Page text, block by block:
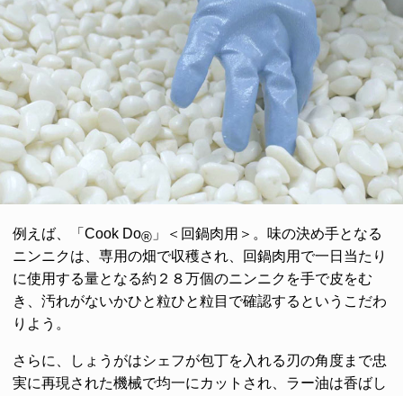
例えば、「Cook Do® 」＜回鍋肉用＞。味の決め手となる
ニンニクは、専用の畑で収穫され、回鍋肉用で一日当たり
に使用する量となる約２８万個のニンニクを手で皮をむ
き、汚れがないかひと粒ひと粒目で確認するというこだわ
りよう。
さらに、しょうがはシェフが包丁を入れる刃の角度まで忠
実に再現された機械で均一にカットされ、ラー油は香ばし